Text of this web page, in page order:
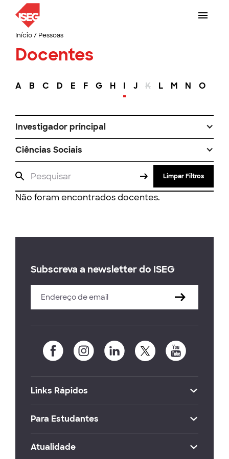
Início/ Pessoas
Docentes
A B C D E F G H I J K L M N O
Investigador principal
Ciências Sociais
Limpar Filtros
Não foram encontrados docentes.
Subscreva a newsletter do ISEG
Links Rápidos
Para Estudantes
Atualidade